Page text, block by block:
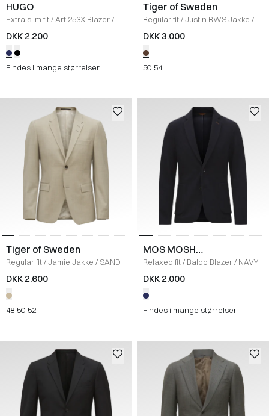
HUGO
Extra slim fit/ Arti253X Blazer/
NAVY
DKK 2.200
Findes i mange størrelser
Tiger of Sweden
Regular fit/Justin RWS Jakke /
MUD
DKK 3.000
50 54
Tiger of Sweden
Regular fit/Jamie Jakke / SAND
DKK 2.600
48 50 52
MOS MOSH
Gallery
Relaxed fit/ Baldo Blazer/ NAVY
DKK 2.000
Findes i mange størrelser